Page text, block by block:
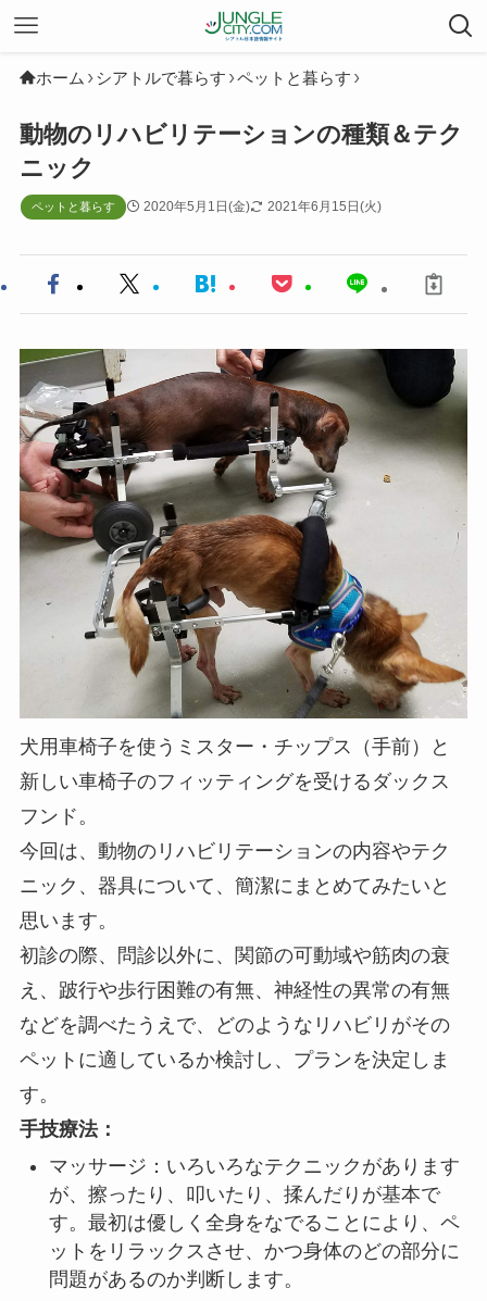
ホーム シアトルで暮らす ペットと暮らす
動物のリハビリテーションの種類＆テク
ニック
ペットと暮らす 2020年5月1日(金) 2021年6月15日(火)
犬用車椅子を使うミスター・チップス（手前）と
新しい車椅子のフィッティングを受けるダックス
フンド。
今回は、動物のリハビリテーションの内容やテク
ニック、器具について、簡潔にまとめてみたいと
思います。
初診の際、問診以外に、関節の可動域や筋肉の衰
え、跛行や歩行困難の有無、神経性の異常の有無
などを調べたうえで、どのようなリハビリがその
ペットに適しているか検討し、プランを決定しま
す。
手技療法：
マッサージ：いろいろなテクニックがあります
が、擦ったり、叩いたり、揉んだりが基本で
す。最初は優しく全身をなでることにより、ペ
ットをリラックスさせ、かつ身体のどの部分に
問題があるのか判断します。